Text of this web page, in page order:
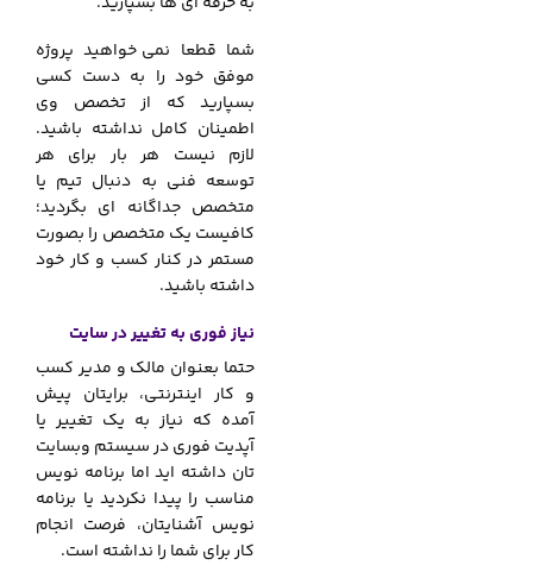
شما قطعا نمی خواهید پروژه
موفق خود را به دست کسی
بسپارید که از تخصص وی
اطمینان کامل نداشته باشید.
لازم نیست هر بار برای هر
توسعه فنی به دنبال تیم یا
متخصص جداگانه ای بگردید؛
کافیست یک متخصص را بصورت
مستمر در کنار کسب و کار خود
داشته باشید.
نیاز فوری به تغییر در سایت
حتما بعنوان مالک و مدیر کسب
و کار اینترنتی، برایتان پیش
آمده که نیاز به یک تغییر یا
آپدیت فوری در سیستم وبسایت
تان داشته اید اما برنامه نویس
مناسب را پیدا نکردید یا برنامه
نویس آشنایتان، فرصت انجام
کار برای شما را نداشته است.